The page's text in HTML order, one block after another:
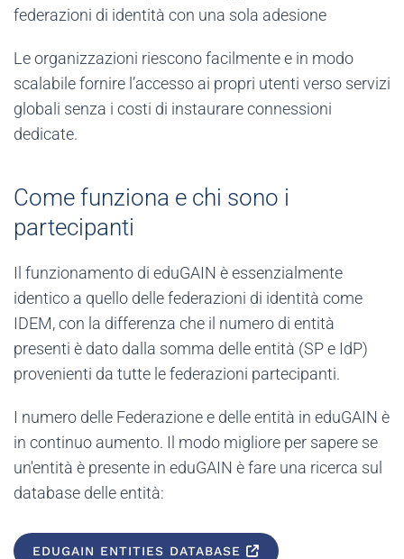
federazioni di identità con una sola adesione
Le organizzazioni riescono facilmente e in modo
scalabile fornire l’accesso ai propri utenti verso servizi
globali senza i costi di instaurare connessioni
dedicate.
Come funziona e chi sono i
partecipanti
Il funzionamento di eduGAIN è essenzialmente
identico a quello delle federazioni di identità come
IDEM, con la differenza che il numero di entità
presenti è dato dalla somma delle entità (SP e IdP)
provenienti da tutte le federazioni partecipanti.
I numero delle Federazione e delle entità in eduGAIN è
in continuo aumento. Il modo migliore per sapere se
un'entità è presente in eduGAIN è fare una ricerca sul
database delle entità:
EDUGAIN ENTITIES DATABASE